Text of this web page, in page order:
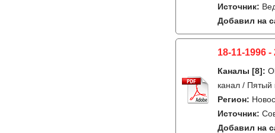
Источник:
Добавил на
18-11-1996 -
Каналы [8]:
канал / Пятый
Регион:
Источник:
Добавил на